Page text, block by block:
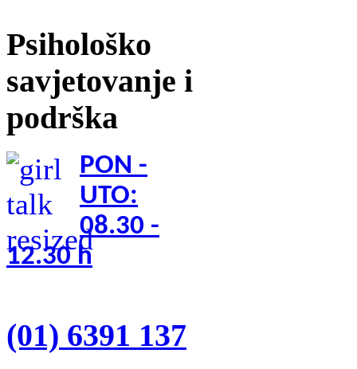
Psihološko
savjetovanje i
podrška
PON -
UTO:
08.30 -
12.30 h
(01) 6391 137